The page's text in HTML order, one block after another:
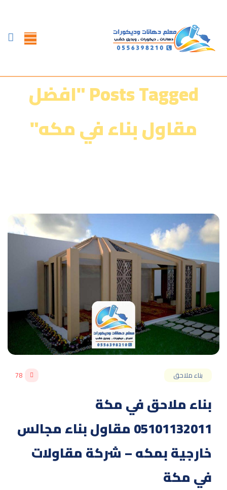
Posts Tagged "افضل
مقاول بناء في مكه"
بناء ملاحق 78
بناء ملاحق في مكة
05101132011 مقاول بناء مجالس
خارجية بمكه – شركة مقاولات
في مكة